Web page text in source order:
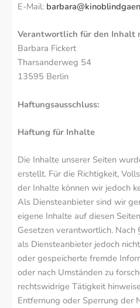
E-Mail:
Verantwortlich für den Inhalt
Barbara Fickert
Tharsanderweg 54
13595 Berlin
Haftungsausschluss:
Haftung für Inhalte
Die Inhalte unserer Seiten
erstellt. Für die Richtigkeit,
der Inhalte können wir jedoch
Als Diensteanbieter sind wir
eigene Inhalte auf diesen
Gesetzen verantwortlich.
als Diensteanbieter jedoch
oder gespeicherte fremde
oder nach Umständen zu
rechtswidrige Tätigkeit
Entfernung oder Sperrung der